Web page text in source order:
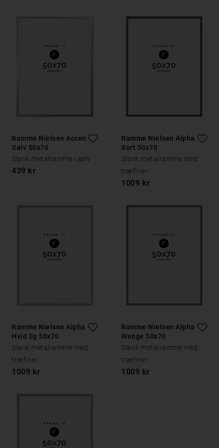
Ramme Nielsen Accent
Sølv 50x70
Slank metalramme i sølv
439 kr
Ramme Nielsen Alpha
Sort 50x70
Slank metalramme med
træfiner
1009 kr
Ramme Nielsen Alpha
Hvid Eg 50x70
Slank metalramme med
træfiner
1009 kr
Ramme Nielsen Alpha
Wenge 50x70
Slank metalramme med
træfiner
1009 kr